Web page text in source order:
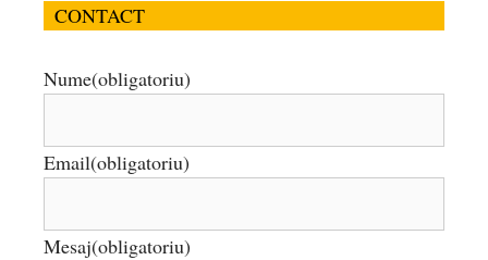
CONTACT
Nume(obligatoriu)
Email(obligatoriu)
Mesaj(obligatoriu)